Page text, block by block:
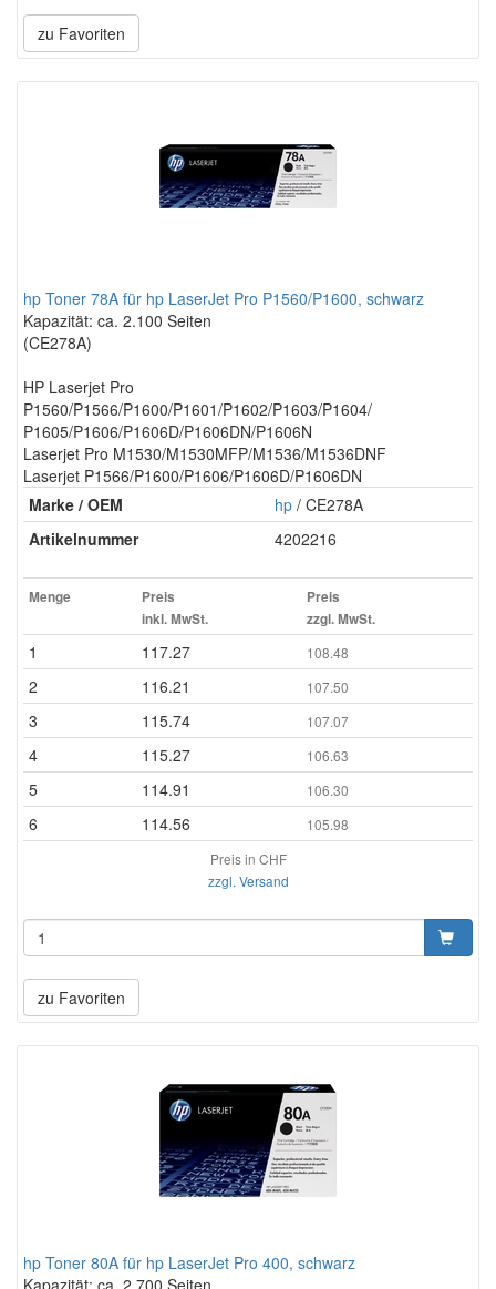
zu Favoriten
hp Toner 78A für hp LaserJet Pro P1560/P1600, schwarz
Kapazität: ca. 2.100 Seiten
(CE278A)
HP Laserjet Pro
P1560/P1566/P1600/P1601/P1602/P1603/P1604/
P1605/P1606/P1606D/P1606DN/P1606N
Laserjet Pro M1530/M1530MFP/M1536/M1536DNF
Laserjet P1566/P1600/P1606/P1606D/P1606DN
Marke / OEM
hp / CE278A
Artikelnummer
4202216
Menge
Preis
inkl. MwSt.
Preis
zzgl. MwSt.
1 117.27 108.48
2 116.21 107.50
3 115.74 107.07
4 115.27 106.63
5 114.91 106.30
6 114.56
105.98
Preis in CHF
zzgl. Versand
zu Favoriten
hp Toner 80A für hp LaserJet Pro 400, schwarz